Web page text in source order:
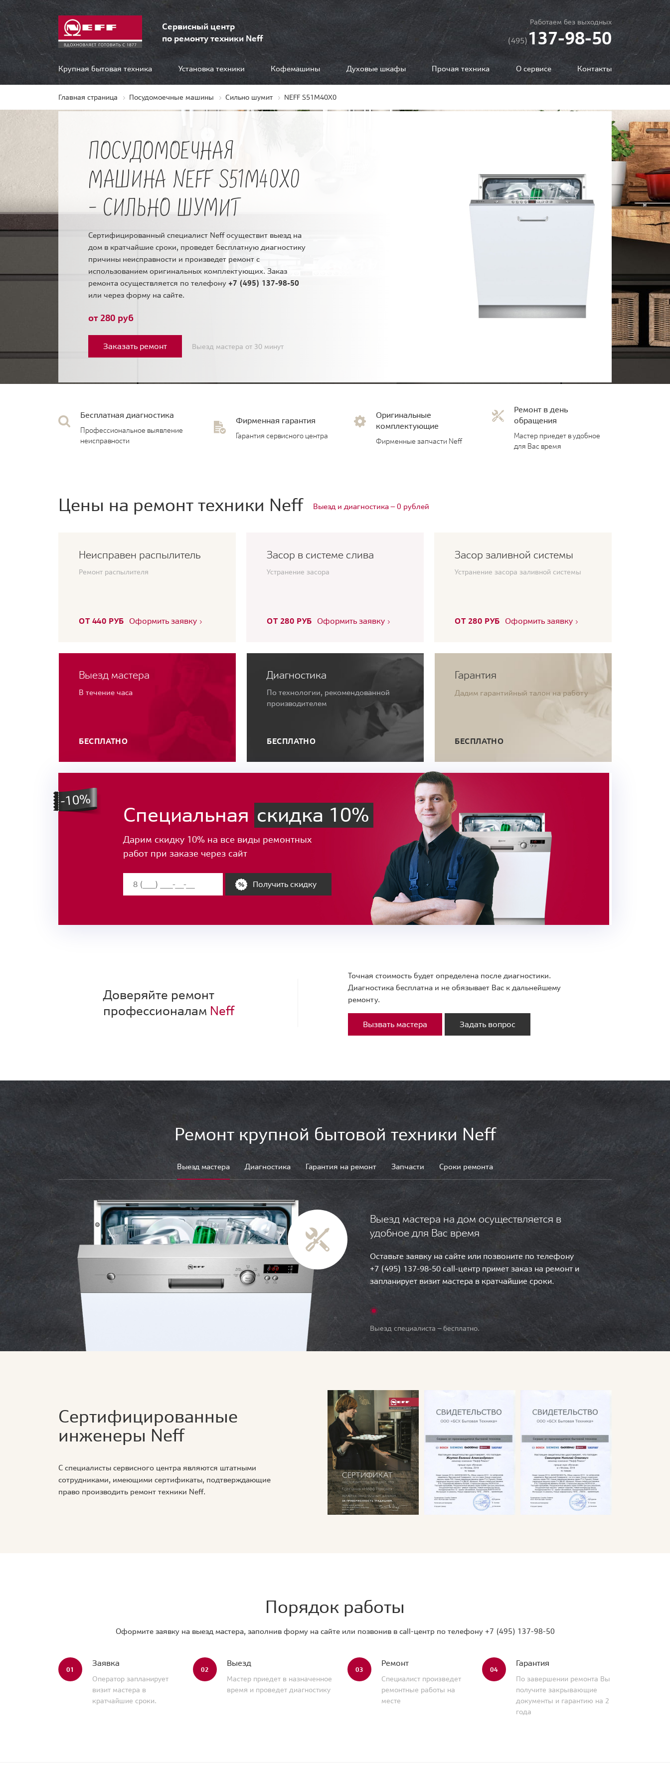
Сервисный центр
по ремонту техники Neff
Работаем без выходных
(495)137-98-50
Крупная бытовая техника Установка техники Кофемашины Духовые шкафы Прочая техника О сервисе Контакты
Главная страница Посудомоечные машины Сильно шумит NEFF S51M40X0
ПОСУДОМОЕЧНАЯ
МАШИНА NEFF S51M40X0
- СИЛЬНО ШУМИТ
Сертифицированный специалист Neff осуществит выезд на
дом в кратчайшие сроки, проведет бесплатную диагностику
причины неисправности и произведет ремонт с
использованием оригинальных комплектующих. Заказ
ремонта осуществляется по телефону +7 (495) 137-98-50
или через форму на сайте.
от 280 руб
Заказать ремонт Выезд мастера от 30 минут
Бесплатная диагностика
Профессиональное выявление
неисправности
Фирменная гарантия
Гарантия сервисного центра
Оригинальные
комплектующие
Фирменные запчасти Neff
Ремонт в день
обращения
Мастер приедет в удобное
для Вас время
Цены на ремонт техники Neff Выезд и диагностика — 0 рублей
Неисправен распылитель
Ремонт распылителя
ОТ 440 РУБ Оформить заявку
Засор в системе слива
Устранение засора
ОТ 280 РУБ Оформить заявку
Засор заливной системы
Устранение засора заливной системы
ОТ 280 РУБ Оформить заявку
Выезд мастера
В течение часа
БЕСПЛАТНО
Диагностика
По технологии, рекомендованной
производителем
БЕСПЛАТНО
Гарантия
Дадим гарантийный талон на работу
БЕСПЛАТНО
Специальная скидка 10%
Дарим скидку 10% на все виды ремонтных
работ при заказе через сайт
Получить скидку
Доверяйте ремонт
профессионалам Neff
Точная стоимость будет определена после диагностики.
Диагностика бесплатна и не обязывает Вас к дальнейшему
ремонту.
Вызвать мастера Задать вопрос
Ремонт крупной бытовой техники Neff
Выезд мастера Диагностика Гарантия на ремонт Запчасти Сроки ремонта
Выезд мастера на дом осуществляется в
удобное для Вас время
Оставьте заявку на сайте или позвоните по телефону
+7 (495) 137-98-50 call-центр примет заказ на ремонт и
запланирует визит мастера в кратчайшие сроки.
Выезд специалиста — бесплатно.
Сертифицированные
инженеры Neff
С специалисты сервисного центра являются штатными
сотрудниками, имеющими сертификаты, подтверждающие
право производить ремонт техники Neff.
Порядок работы
Оформите заявку на выезд мастера, заполнив форму на сайте или позвонив в call-центр по телефону +7 (495) 137-98-50
01
Заявка
Оператор запланирует
визит мастера в
кратчайшие сроки.
02
Выезд
Мастер приедет в назначенное
время и проведет диагностику
03
Ремонт
Специалист произведет
ремонтные работы на
месте
04
Гарантия
По завершении ремонта Вы
получите закрывающие
документы и гарантию на 2
года